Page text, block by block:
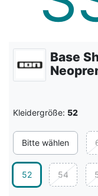
Base
Kleidergröße: 52
Bitte wählen
52 54